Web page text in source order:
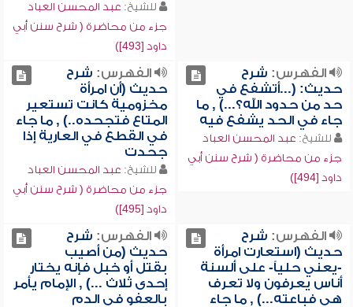
للشيخ: عبد المحسن العباد
جزء من محاضرة ( شرح سنن أبي
داود [493])
الفهرس: شرح
حديث: (...أتشفع في
حد من حدود الله؟...) , ما
جاء في الحد يشفع فيه
للشيخ: عبد المحسن العباد
جزء من محاضرة ( شرح سنن أبي
داود [494])
الفهرس: شرح
حديث (أن امرأة
مخزومية كانت تستعير
المتاع فتجحده..) , ما جاء
في القطع في العارية إذا
جحدت
للشيخ: عبد المحسن العباد
جزء من محاضرة ( شرح سنن أبي
داود [495])
الفهرس: شرح
حديث (استعارت امرأة
-يعني حلياً- على ألسنة
أناس يعرفون ولا تعرف
هي فباعته...) , ما جاء
الفهرس: شرح
حديث (من أصيب
بقتل أو خبل فإنه يختار
إحدى ثلاث ...) , الإمام يأمر
بالعفو في الدم